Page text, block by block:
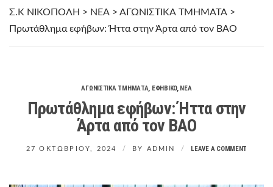
A
R
C
H
Σ.Κ ΝΙΚΟΠΟΛΗ > ΝΕΑ > ΑΓΩΝΙΣΤΙΚΑ ΤΜΗΜΑΤΑ >
Πρωτάθλημα εφήβων: Ήττα στην Άρτα από τον ΒΑΟ
ΑΓΩΝΙΣΤΙΚΑ ΤΜΗΜΑΤΑ, ΕΦΗΒΙΚΟ, ΝΕΑ
Πρωτάθλημα εφήβων: Ήττα στην
Άρτα από τον ΒΑΟ
27 ΟΚΤΩΒΡΊΟΥ, 2024 BY ADMIN LEAVE A COMMENT